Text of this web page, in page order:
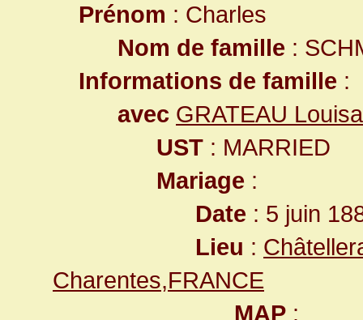
Prénom : Charles
Nom de famille :
Informations de famille :
avec GRATEAU Louisa
UST : MARRIED
Mariage :
Date : 5 juin
Lieu :
Charentes,FRANCE
MAP :